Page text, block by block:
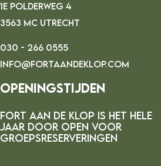
1E POLDERWEG 4
3563 MC UTRECHT
030 - 266 0555
INFO@FORTAANDEKLOP.COM
Openingstijden
FORT AAN DE kLOP IS HET HELE
JAAR DOOR OPEN VOOR
GROEPSRESERVERINGEN